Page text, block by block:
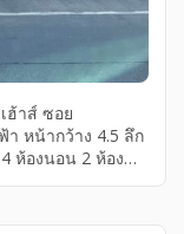
ฮ้าส์ ซอย
หน้ากว้าง 4.5 ลึก
ห้องนอน 2 ห้องน้ำ